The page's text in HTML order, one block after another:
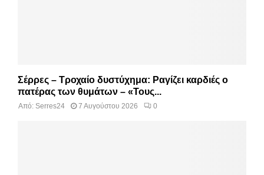
Σέρρες – Τροχαίο δυστύχημα: Ραγίζει καρδιές ο
πατέρας των θυμάτων – «Τους...
Από: Serres24 7 Αυγούστου 2026 0